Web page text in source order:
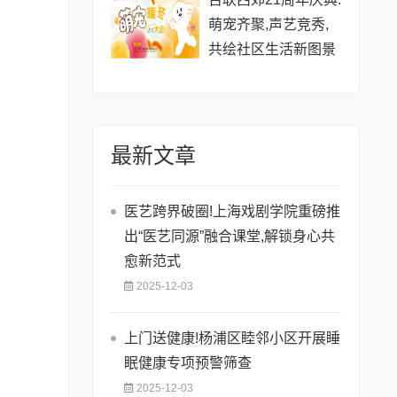
萌宠齐聚,声艺竞秀,
共绘社区生活新图景
最新文章
医艺跨界破圈!上海戏剧学院重磅推
出“医艺同源”融合课堂,解锁身心共
愈新范式
2025-12-03
上门送健康!杨浦区睦邻小区开展睡
眠健康专项预警筛查
2025-12-03